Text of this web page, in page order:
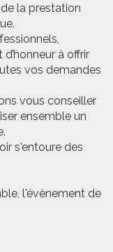
la prestation
à offrir
vos demandes
vous conseiller
ensemble un
s'entoure des
l'évènement de